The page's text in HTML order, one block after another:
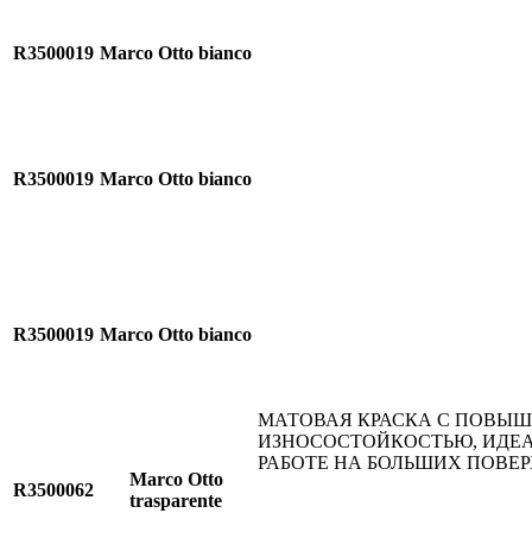
R3500019 Marco Otto bianco
МАТОВАЯ КРАСКА С
ИЗНОСОСТОЙКОСТЬЮ,
РАБОТЕ НА БОЛЬШИХ
R3500019 Marco Otto bianco
R3500019 Marco Otto bianco
R3500062
Marco Otto
trasparente